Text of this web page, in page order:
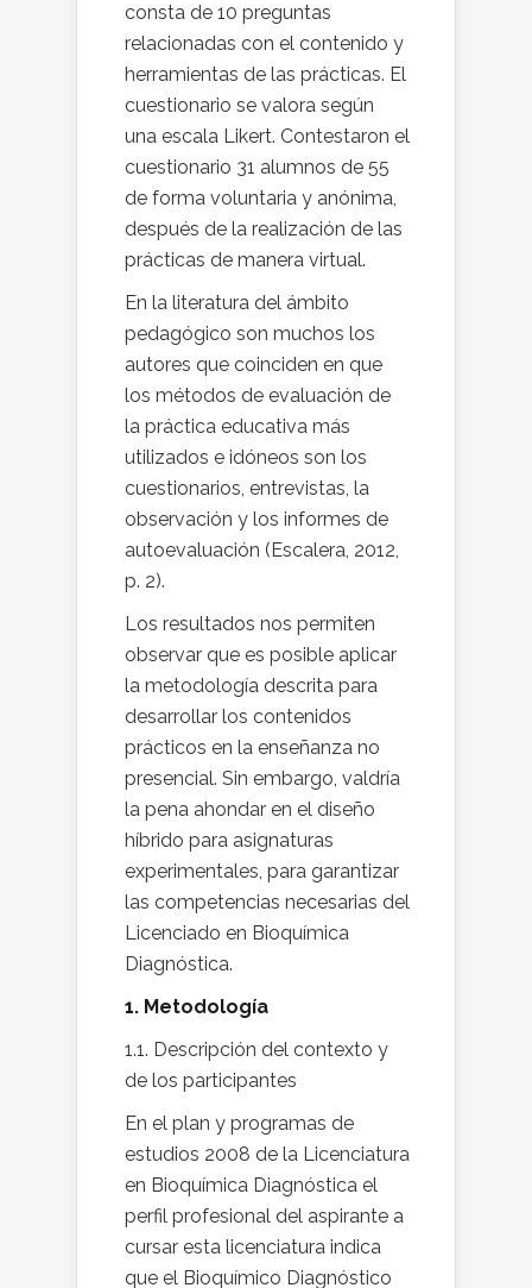
consta de 10 preguntas
relacionadas con el contenido y
herramientas de las prácticas. El
cuestionario se valora según
una escala Likert. Contestaron el
cuestionario 31 alumnos de 55
de forma voluntaria y anónima,
después de la realización de las
prácticas de manera virtual.
En la literatura del ámbito
pedagógico son muchos los
autores que coinciden en que
los métodos de evaluación de
la práctica educativa más
utilizados e idóneos son los
cuestionarios, entrevistas, la
observación y los informes de
autoevaluación (Escalera, 2012,
p. 2).
Los resultados nos permiten
observar que es posible aplicar
la metodología descrita para
desarrollar los contenidos
prácticos en la enseñanza no
presencial. Sin embargo, valdría
la pena ahondar en el diseño
híbrido para asignaturas
experimentales, para garantizar
las competencias necesarias del
Licenciado en Bioquímica
Diagnóstica.
1. Metodología
1.1. Descripción del contexto y
de los participantes
En el plan y programas de
estudios 2008 de la Licenciatura
en Bioquímica Diagnóstica el
perfil profesional del aspirante a
cursar esta licenciatura indica
que el Bioquímico Diagnóstico